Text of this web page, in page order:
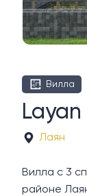
Вилла
Лаян
Вилла с 3
районе